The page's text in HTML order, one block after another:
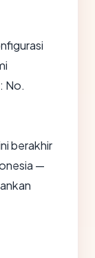
No.
berakhir
—